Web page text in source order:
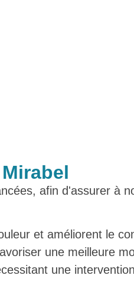
afin d'assurer à
et améliorent le
une meilleure
une